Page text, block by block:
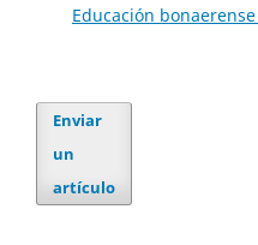
Educación
Enviar
un
artículo